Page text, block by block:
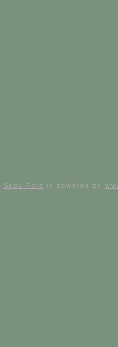
Skov Foto is powered by